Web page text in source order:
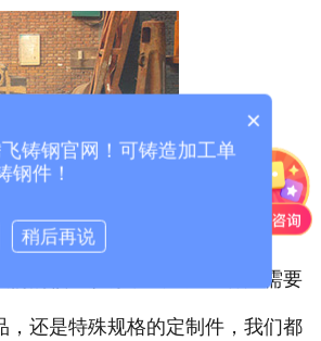
的核心服务模式。无论客户需要
，还是特殊规格的定制件，我们都
×
铸钢官网！可铸造加工单
钢件！
稍后再说